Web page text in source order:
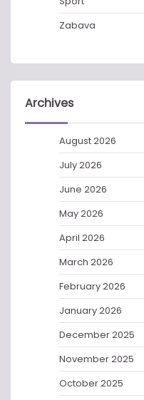
Zabava
Archives
August 2026
July 2026
June 2026
May 2026
April 2026
March 2026
February 2026
January 2026
December 2025
November 2025
October 2025